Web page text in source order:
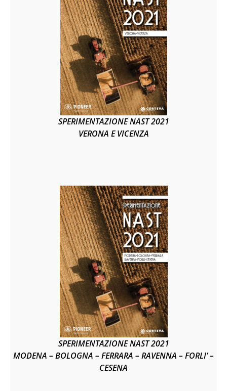
SPERIMENTAZIONE NAST 2021
VERONA E VICENZA
SPERIMENTAZIONE NAST 2021
MODENA – BOLOGNA – FERRARA – RAVENNA – FORLI’ –
CESENA